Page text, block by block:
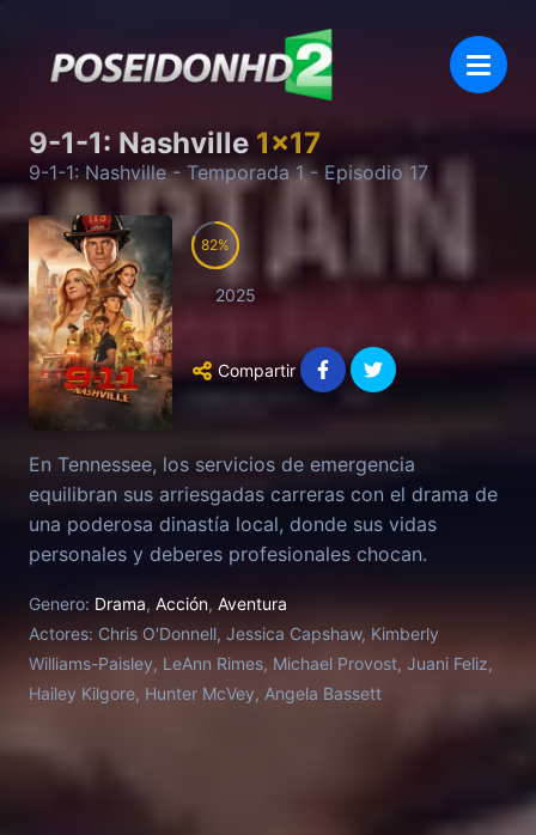
9-1-1: Nashville 1x17
9-1-1: Nashville- Temporada1- Episodio17
82
2025
Compartir
En Tennessee, los servicios de emergencia
equilibran sus arriesgadas carreras con el drama de
una poderosa dinastía local, donde sus vidas
personales y deberes profesionales chocan.
Genero: Drama, Acción, Aventura
Actores: Chris O'Donnell, Jessica Capshaw, Kimberly
Williams-Paisley, LeAnn Rimes, Michael Provost, Juani Feliz,
Hailey Kilgore, Hunter McVey, Angela Bassett